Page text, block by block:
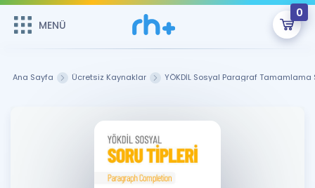
MENÜ
0
GİRİŞ YAP
Remzi Hoca ile seni sınava hazırlayacak onlarca eğitim seni
bekliyor!
MENÜ
Çalışma Paketleri
Kitaplar ve Kaynaklar
Ana Sayfa Ücretsiz Kaynaklar YÖKDİL Sosyal Paragraf Tamamlama